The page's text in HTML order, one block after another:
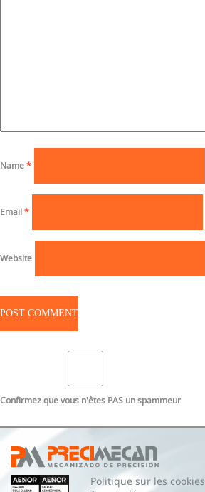
Name*
Email*
Website
Confirmez que vous n'êtes PAS un spammeur
Politique sur les cookies